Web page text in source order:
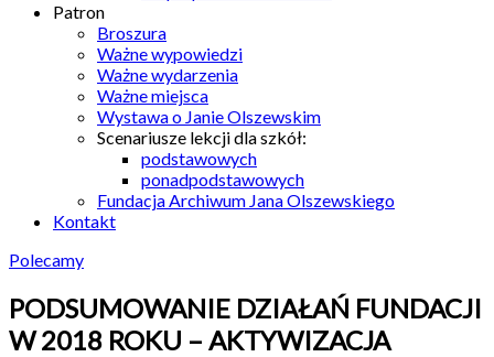
Patron
Broszura
Ważne wypowiedzi
Ważne wydarzenia
Ważne miejsca
Wystawa o Janie Olszewskim
Scenariusze lekcji dla szkół:
podstawowych
ponadpodstawowych
Fundacja Archiwum Jana Olszewskiego
Kontakt
Polecamy
PODSUMOWANIE DZIAŁAŃ FUNDACJI
W 2018 ROKU – AKTYWIZACJA